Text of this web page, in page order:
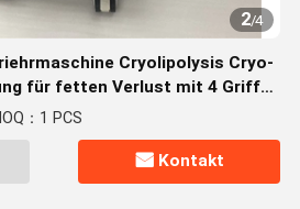
2/4
Cryolipolysis Cryo-
für fetten Verlust mit 4 Griffen
maschinell
：1 PCS
Kontakt